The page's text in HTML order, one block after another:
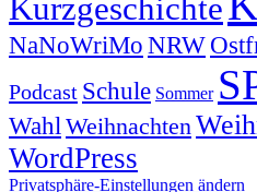
Kurzgeschichte
NaNoWriMo NRW
Podcast Schule Sommer
Wahl Weihnachten
WordPress
Privatsphäre-Einstellungen ändern